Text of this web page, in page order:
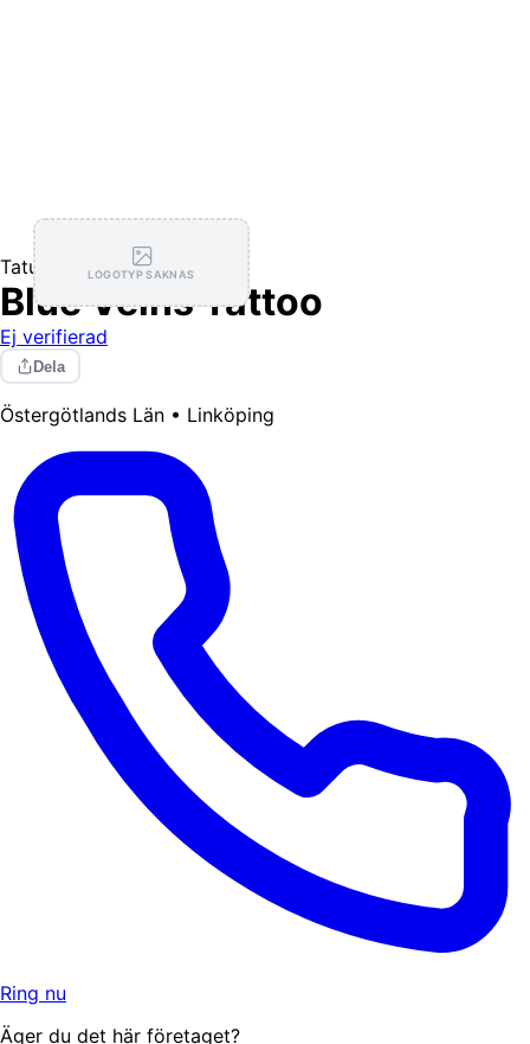
LOGOTYP SAKNAS
Tatuerare
Blue Veins Tattoo
Ej verifierad
Dela
Östergötlands Län • Linköping
Ring nu
Äger du det här företaget?